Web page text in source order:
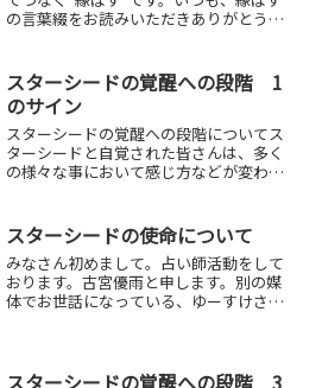
の言葉綴をお読みいただきありがとうご
頂きます。整理私自身は、普段呼び方な
どあまり気にしないので...
スターシードの覚醒への段階 1
のサイン
スターシードの覚醒への段階についてス
ターシードと自覚された皆さんは、多く
の様々な事において感じ方などが変わっ
えたいところです。そこで、私なりにで
すがいくつかの「覚醒」へ...
スターシードの使命について
みなさん初めまして。占い師活動をして
おります。古宮優雨と申します。別の媒
体でお世話になっている、ゆーすけさん
約10年。自身もゲイのた...
スターシードの覚醒への段階 3